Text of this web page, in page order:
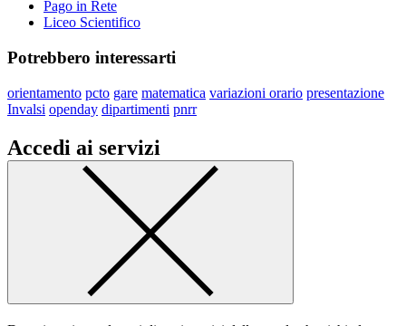
Pago in Rete
Liceo Scientifico
Potrebbero interessarti
orientamento pcto gare matematica variazioni orario presentazione
Invalsi openday dipartimenti pnrr
Accedi ai servizi